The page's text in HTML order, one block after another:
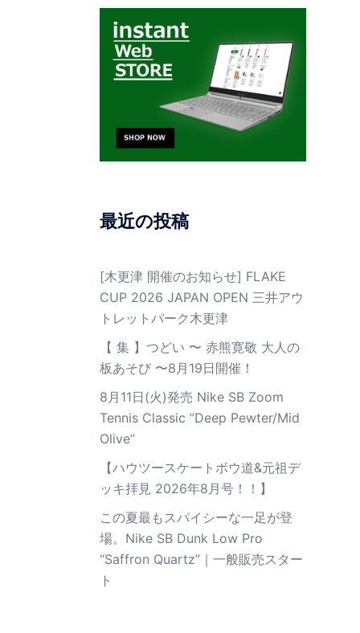
最近の投稿
[木更津 開催のお知らせ] FLAKE
CUP 2026 JAPAN OPEN 三井アウ
トレットパーク木更津
【 集 】つどい 〜 赤熊寛敬 大人の
板あそび 〜8月19日開催！
8月11日(火)発売 Nike SB Zoom
Tennis Classic ”Deep Pewter/Mid
Olive”
【ハウツースケートボウ道&元祖デ
ッキ拝見 2026年8月号！！】
この夏最もスパイシーな一足が登
場。Nike SB Dunk Low Pro
“Saffron Quartz”｜一般販売スター
ト